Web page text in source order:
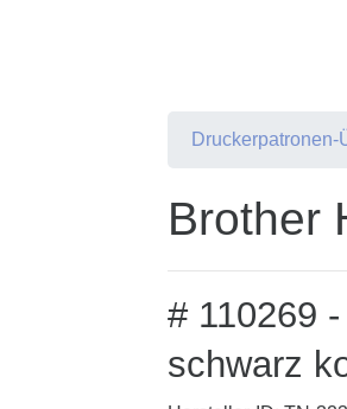
Druckerpatronen-
Brother
# 110269 -
schwarz